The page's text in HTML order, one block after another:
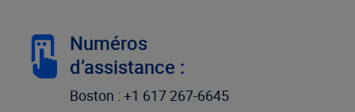
Numéros
d’assistance :
Boston : +1 617 267-6645